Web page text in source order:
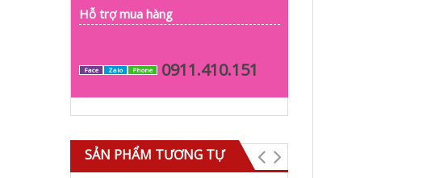
Hỗ trợ mua hàng
Face Zalo Phone 0911.410.151
SẢN PHẨM TƯƠNG TỰ